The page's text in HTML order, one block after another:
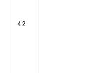
42